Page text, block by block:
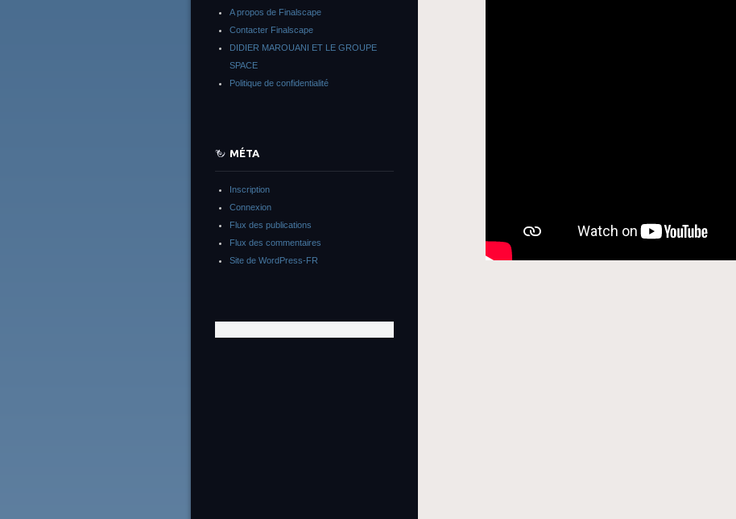
A propos de Finalscape
Contacter Finalscape
DIDIER MAROUANI ET LE GROUPE
SPACE
Politique de confidentialité
MÉTA
Inscription
Connexion
Flux des publications
Flux des commentaires
Site de WordPress-FR